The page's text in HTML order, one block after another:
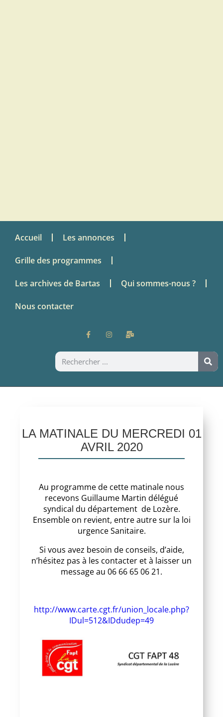
Accueil Les annonces
Grille des programmes
Les archives de Bartas Qui sommes-nous ?
Nous contacter
LA MATINALE DU MERCREDI 01
AVRIL 2020
Au programme de cette matinale nous
recevons Guillaume Martin délégué
syndical du département de Lozère.
Ensemble on revient, entre autre sur la loi
urgence Sanitaire.
Si vous avez besoin de conseils, d’aide,
n’hésitez pas à les contacter et à laisser un
message au 06 66 65 06 21.
http://www.carte.cgt.fr/union_locale.php?
IDul=512&IDdudep=49